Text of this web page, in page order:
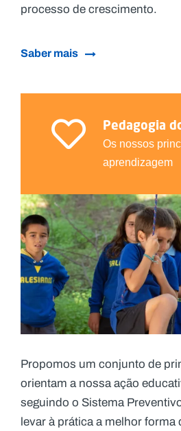
processo de crescimento.
Saber mais
Pedagogia
Os nossos
aprendizagem
Propomos um conjunto de
orientam a nossa ação
seguindo o Sistema
levar à prática a melhor forma